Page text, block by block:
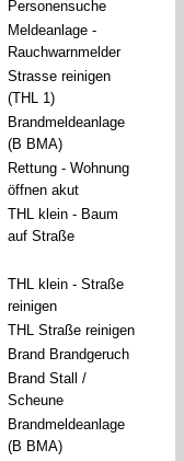
Personensuche
Meldeanlage -
Rauchwarnmelder
Strasse reinigen
(THL 1)
Brandmeldeanlage
(B BMA)
Rettung - Wohnung
öffnen akut
THL klein - Baum
auf Straße
THL klein - Straße
reinigen
THL Straße reinigen
Brand Brandgeruch
Brand Stall /
Scheune
Brandmeldeanlage
(B BMA)